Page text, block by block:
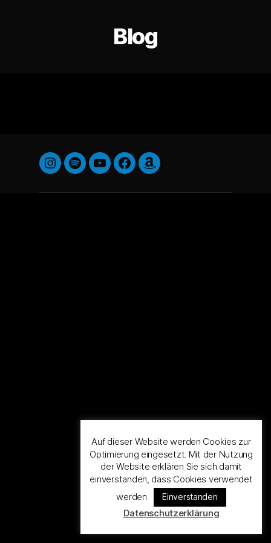
Blog
Instagram
SpotifyYouTubeFacebookAmazon
Auf dieser Website werden Cookies zur
Optimierung eingesetzt. Mit der Nutzung
der Website erklären Sie sich damit
einverstanden, dass Cookies verwendet
werden.
Einverstanden
Datenschutzerklärung